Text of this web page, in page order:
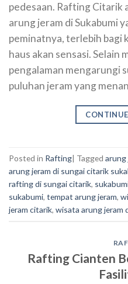
pedesaan. Rafting Citarik
arung jeram di Sukabumi
peminatnya, terlebih bagi
haus akan sensasi. Selain
pengalaman mengarungi
puluhan jeram yang
Posted in Rafting| Tagged arung
arung jeram di sungai citarik
rafting di sungai citarik,
sukabumi, tempat arung jeram,
jeram citarik, wisata arung jeram
Rafting Cianten